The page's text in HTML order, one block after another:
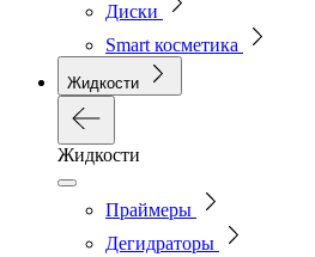
Диски
Smart косметика
Жидкости
Жидкости
Праймеры
Дегидраторы